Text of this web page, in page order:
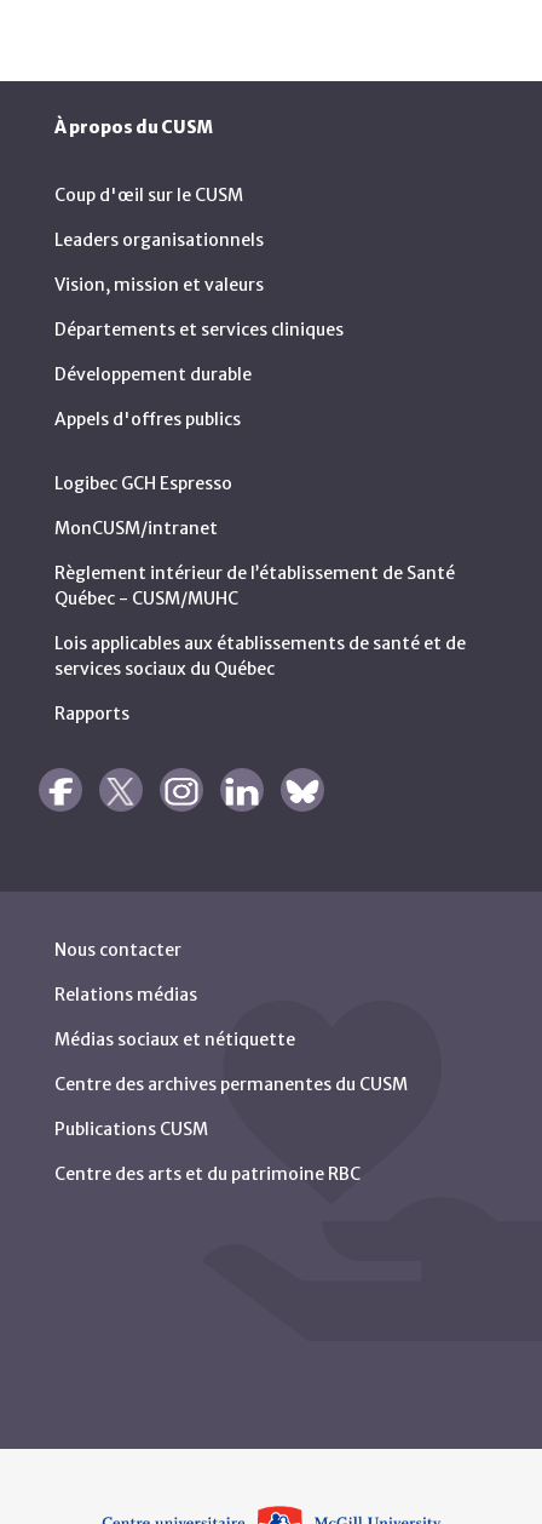
À propos du CUSM
Coup d'œil sur le CUSM
Leaders organisationnels
Vision, mission et valeurs
Départements et services cliniques
Développement durable
Appels d'offres publics
Logibec GCH Espresso
MonCUSM/intranet
Règlement intérieur de l’établissement de Santé
Québec - CUSM/MUHC
Lois applicables aux établissements de santé et de
services sociaux du Québec
Rapports
Nous contacter
Relations médias
Médias sociaux et nétiquette
Centre des archives permanentes du CUSM
Publications CUSM
Centre des arts et du patrimoine RBC